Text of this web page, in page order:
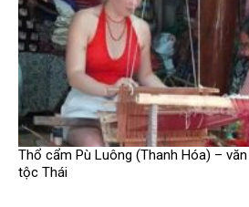
Thổ cẩm Pù Luông (Thanh Hóa) –
tộc Thái